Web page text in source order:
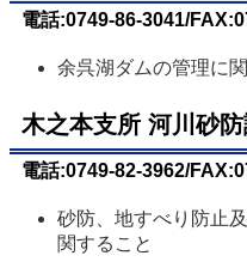
電話:0749-86-3041/
余呉湖ダムの管理に
木之本支所 河川砂防
電話:0749-82-3962/
砂防、地すべり防止
関すること